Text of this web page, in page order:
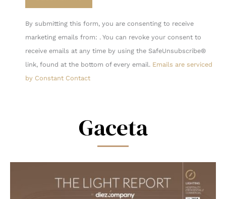
Constant
Contact
Use.
Please
leave
By submitting this form, you are consenting to receive
marketing emails from: . You can revoke your consent to
receive emails at any time by using the SafeUnsubscribe®
link, found at the bottom of every email. Emails are serviced
by Constant Contact
Gaceta